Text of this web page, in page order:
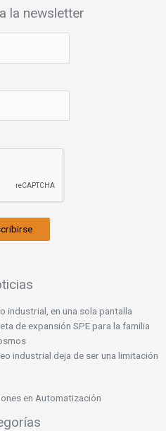
la newsletter
industrial, en una sola pantalla
de expansión SPE para la familia
industrial deja de ser una limitación
en Automatización